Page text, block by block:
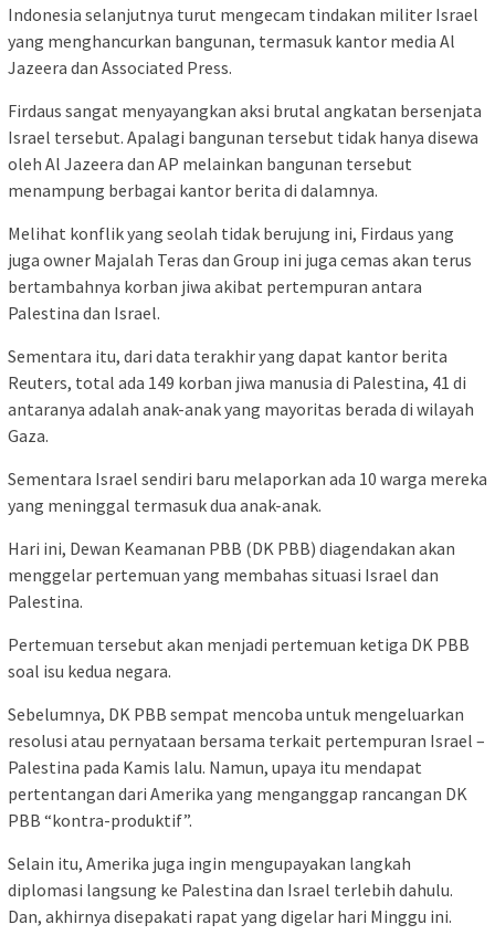
Indonesia selanjutnya turut mengecam tindakan militer Israel
yang menghancurkan bangunan, termasuk kantor media Al
Jazeera dan Associated Press.
Firdaus sangat menyayangkan aksi brutal angkatan bersenjata
Israel tersebut. Apalagi bangunan tersebut tidak hanya disewa
oleh Al Jazeera dan AP melainkan bangunan tersebut
menampung berbagai kantor berita di dalamnya.
Melihat konflik yang seolah tidak berujung ini, Firdaus yang
juga owner Majalah Teras dan Group ini juga cemas akan terus
bertambahnya korban jiwa akibat pertempuran antara
Palestina dan Israel.
Sementara itu, dari data terakhir yang dapat kantor berita
Reuters, total ada 149 korban jiwa manusia di Palestina, 41 di
antaranya adalah anak-anak yang mayoritas berada di wilayah
Gaza.
Sementara Israel sendiri baru melaporkan ada 10 warga mereka
yang meninggal termasuk dua anak-anak.
Hari ini, Dewan Keamanan PBB (DK PBB) diagendakan akan
menggelar pertemuan yang membahas situasi Israel dan
Palestina.
Pertemuan tersebut akan menjadi pertemuan ketiga DK PBB
soal isu kedua negara.
Sebelumnya, DK PBB sempat mencoba untuk mengeluarkan
resolusi atau pernyataan bersama terkait pertempuran Israel –
Palestina pada Kamis lalu. Namun, upaya itu mendapat
pertentangan dari Amerika yang menganggap rancangan DK
PBB “kontra-produktif”.
Selain itu, Amerika juga ingin mengupayakan langkah
diplomasi langsung ke Palestina dan Israel terlebih dahulu.
Dan, akhirnya disepakati rapat yang digelar hari Minggu ini.